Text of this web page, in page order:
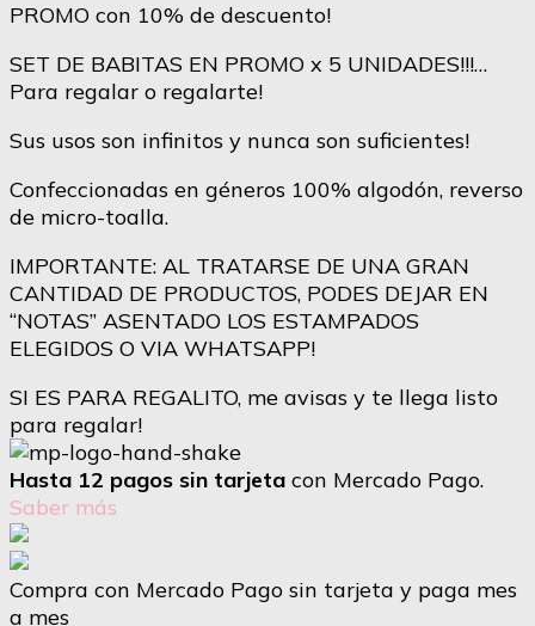
original
$103.750,00.
actual
$78.500,00.
PROMO con 10% de descuento!
SET DE BABITAS EN PROMO x 5 UNIDADES!!!…
Para regalar o regalarte!
Sus usos son infinitos y nunca son suficientes!
Confeccionadas en géneros 100% algodón, reverso
de micro-toalla.
IMPORTANTE: AL TRATARSE DE UNA GRAN
CANTIDAD DE PRODUCTOS, PODES DEJAR EN
“NOTAS” ASENTADO LOS ESTAMPADOS
ELEGIDOS O VIA WHATSAPP!
SI ES PARA REGALITO, me avisas y te llega listo
para regalar!
Hasta 12 pagos sin tarjeta con Mercado Pago.
Saber más
Compra con Mercado Pago sin tarjeta y paga mes
a mes